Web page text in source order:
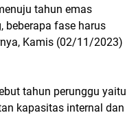
tahun emas
beberapa fase harus
Kamis (02/11/2023)
tahun perunggu yaitu
kapasitas internal dan